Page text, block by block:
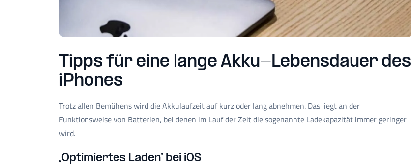
Tipps für eine lange Akku-Lebensdauer des
iPhones
Trotz allen Bemühens wird die Akkulaufzeit auf kurz oder lang abnehmen. Das liegt an der
Funktionsweise von Batterien, bei denen im Lauf der Zeit die sogenannte Ladekapazität immer geringer
wird.
„Optimiertes Laden“ bei iOS